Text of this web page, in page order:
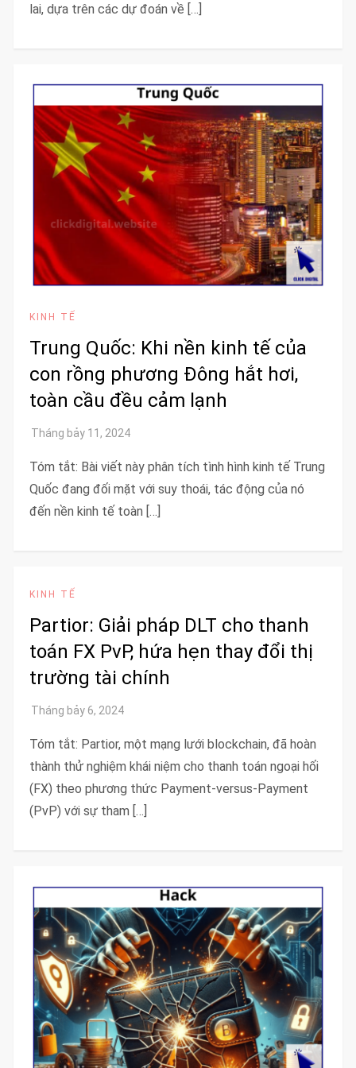
lai, dựa trên các dự đoán về […]
KINH TẾ
Trung Quốc: Khi nền kinh tế của
con rồng phương Đông hắt hơi,
toàn cầu đều cảm lạnh
Tóm tắt: Bài viết này phân tích tình hình kinh tế Trung
Quốc đang đối mặt với suy thoái, tác động của nó
đến nền kinh tế toàn […]
KINH TẾ
Partior: Giải pháp DLT cho thanh
toán FX PvP, hứa hẹn thay đổi thị
trường tài chính
Tóm tắt: Partior, một mạng lưới blockchain, đã hoàn
thành thử nghiệm khái niệm cho thanh toán ngoại hối
(FX) theo phương thức Payment-versus-Payment
(PvP) với sự tham […]